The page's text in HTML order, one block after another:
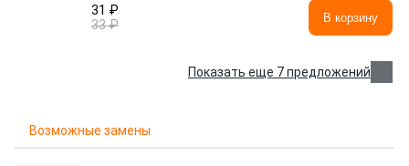
31 ₽
33 ₽
В корзину
Показать еще 7 предложений
Возможные замены